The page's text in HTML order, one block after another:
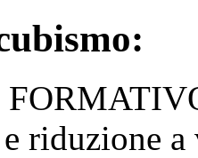
e riduzione